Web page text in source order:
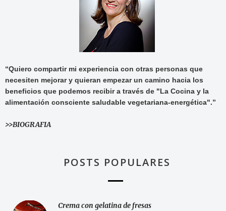
“Quiero compartir mi experiencia con otras personas que
necesiten mejorar y quieran empezar un camino hacia los
beneficios que podemos recibir a través de "La Cocina y la
alimentación consciente saludable vegetariana-energética".”
>>BIOGRAFIA
POSTS POPULARES
Crema con gelatina de fresas